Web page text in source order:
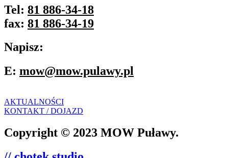
Tel: 81 886-34-18
fax: 81 886-34-19
Napisz:
E: mow@mow.pulawy.pl
AKTUALNOŚCI
KONTAKT / DOJAZD
Copyright © 2023 MOW Puławy.